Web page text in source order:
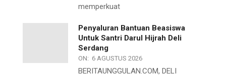
memperkuat
Penyaluran Bantuan Beasiswa
Untuk Santri Darul Hijrah Deli
Serdang
ON: 6 AGUSTUS 2026
BERITAUNGGULAN.COM, DELI